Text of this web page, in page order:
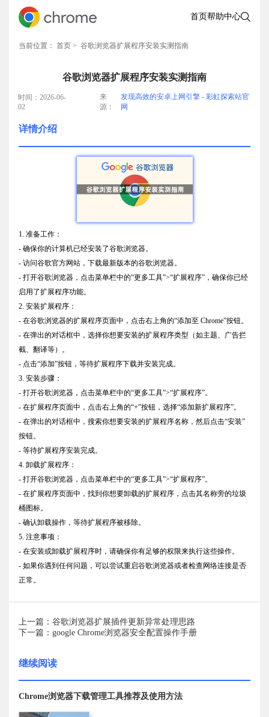
首页帮助中心
当前位置： 首页 > 谷歌浏览器扩展程序安装实测指南
谷歌浏览器扩展程序安装实测指南
时间：2026-06-
02
来
源：
发现高效的安卓上网引擎 - 彩虹探索站官
网
详情介绍
1. 准备工作：
- 确保你的计算机已经安装了谷歌浏览器。
- 访问谷歌官方网站，下载最新版本的谷歌浏览器。
- 打开谷歌浏览器，点击菜单栏中的“更多工具”>“扩展程序”，确保你已经
启用了扩展程序功能。
2. 安装扩展程序：
- 在谷歌浏览器的扩展程序页面中，点击右上角的“添加至 Chrome”按钮。
- 在弹出的对话框中，选择你想要安装的扩展程序类型（如主题、广告拦
截、翻译等）。
- 点击“添加”按钮，等待扩展程序下载并安装完成。
3. 安装步骤：
- 打开谷歌浏览器，点击菜单栏中的“更多工具”>“扩展程序”。
- 在扩展程序页面中，点击右上角的“+”按钮，选择“添加新扩展程序”。
- 在弹出的对话框中，搜索你想要安装的扩展程序名称，然后点击“安装”
按钮。
- 等待扩展程序安装完成。
4. 卸载扩展程序：
- 打开谷歌浏览器，点击菜单栏中的“更多工具”>“扩展程序”。
- 在扩展程序页面中，找到你想要卸载的扩展程序，点击其名称旁的垃圾
桶图标。
- 确认卸载操作，等待扩展程序被移除。
5. 注意事项：
- 在安装或卸载扩展程序时，请确保你有足够的权限来执行这些操作。
- 如果你遇到任何问题，可以尝试重启谷歌浏览器或者检查网络连接是否
正常。
上一篇：谷歌浏览器扩展插件更新异常处理思路
下一篇：google Chrome浏览器安全配置操作手册
继续阅读
Chrome浏览器下载管理工具推荐及使用方法